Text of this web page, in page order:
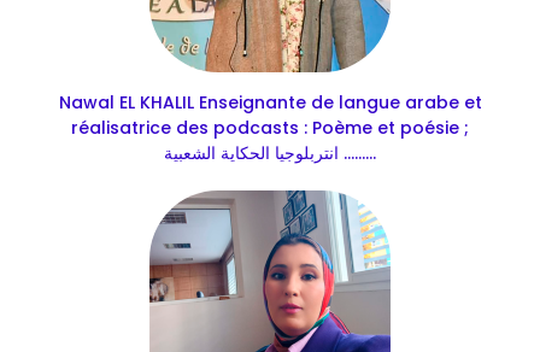
Nawal EL KHALIL Enseignante de langue arabe et
réalisatrice des podcasts : Poème et poésie ;
انتربلوجيا الحكاية الشعبية .........